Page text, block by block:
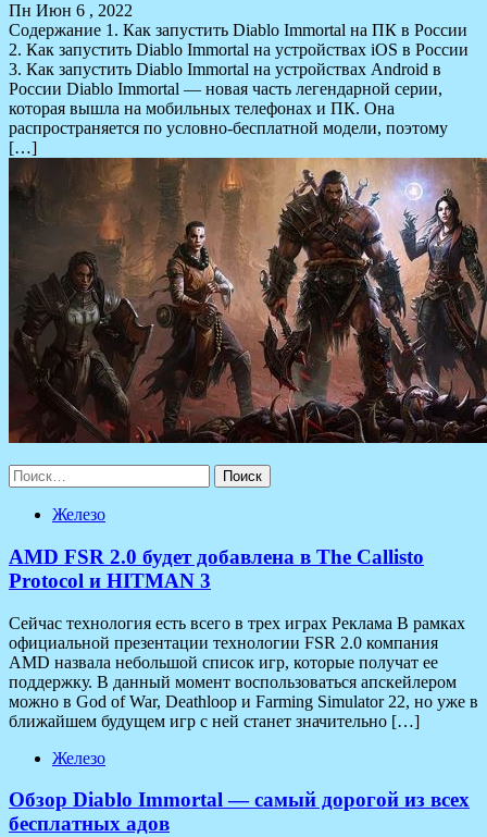
Пн Июн 6 , 2022
Содержание 1. Как запустить Diablo Immortal на ПК в России
2. Как запустить Diablo Immortal на устройствах iOS в России
3. Как запустить Diablo Immortal на устройствах Android в
России Diablo Immortal — новая часть легендарной серии,
которая вышла на мобильных телефонах и ПК. Она
распространяется по условно-бесплатной модели, поэтому
[…]
Найти:
Железо
AMD FSR 2.0 будет добавлена в The Callisto
Protocol и HITMAN 3
Сейчас технология есть всего в трех играх Реклама В рамках
официальной презентации технологии FSR 2.0 компания
AMD назвала небольшой список игр, которые получат ее
поддержку. В данный момент воспользоваться апскейлером
можно в God of War, Deathloop и Farming Simulator 22, но уже в
ближайшем будущем игр с ней станет значительно […]
Железо
Обзор Diablo Immortal — самый дорогой из всех
бесплатных адов